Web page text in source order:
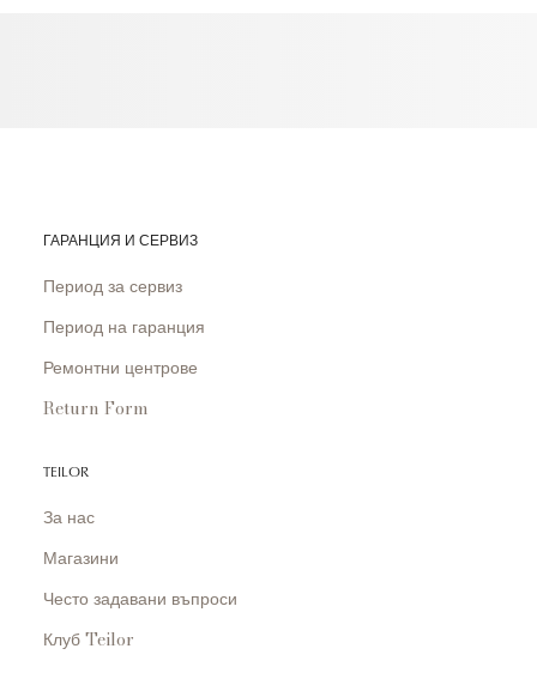
ГАРАНЦИЯ И СЕРВИЗ
Период за сервиз
Период на гаранция
Ремонтни центрове
Return Form
TEILOR
За нас
Магазини
Често задавани въпроси
Клуб Teilor